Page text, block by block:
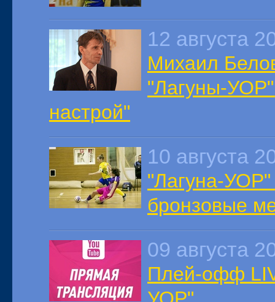
12 августа
Михаил
"Лагуны-УОР"
настрой"
10 августа
"Лагуна-УОР"
бронзовые
09 августа
Плей-офф